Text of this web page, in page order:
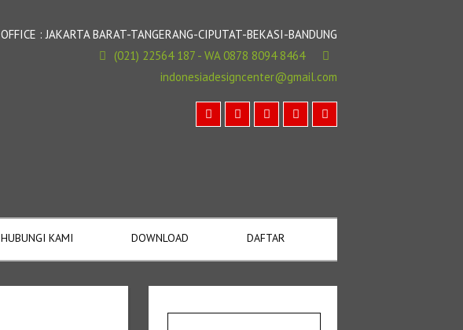
OFFICE : JAKARTA BARAT-TANGERANG-CIPUTAT-BEKASI-BANDUNG
(021) 22564 187 - WA 0878 8094 8464
indonesiadesigncenter@gmail.com
HUBUNGI KAMI DOWNLOAD DAFTAR
untuk: